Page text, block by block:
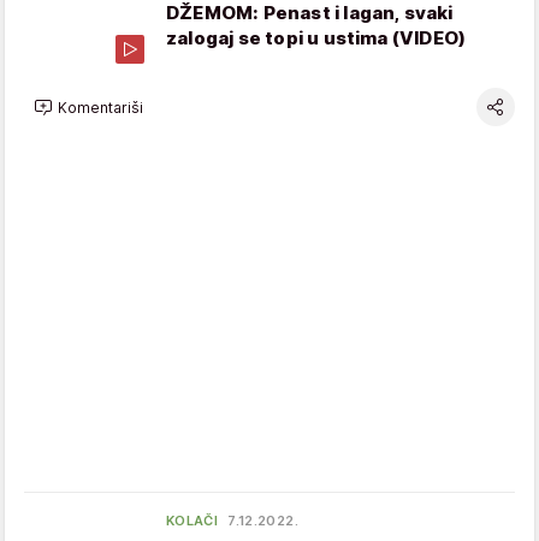
DŽEMOM: Penast i lagan, svaki
zalogaj se topi u ustima (VIDEO)
Komentariši
KOLAČI 7.12.2022.